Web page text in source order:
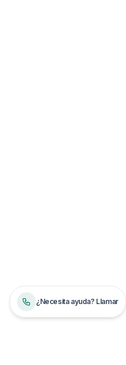
¿Necesita ayuda? Llamar